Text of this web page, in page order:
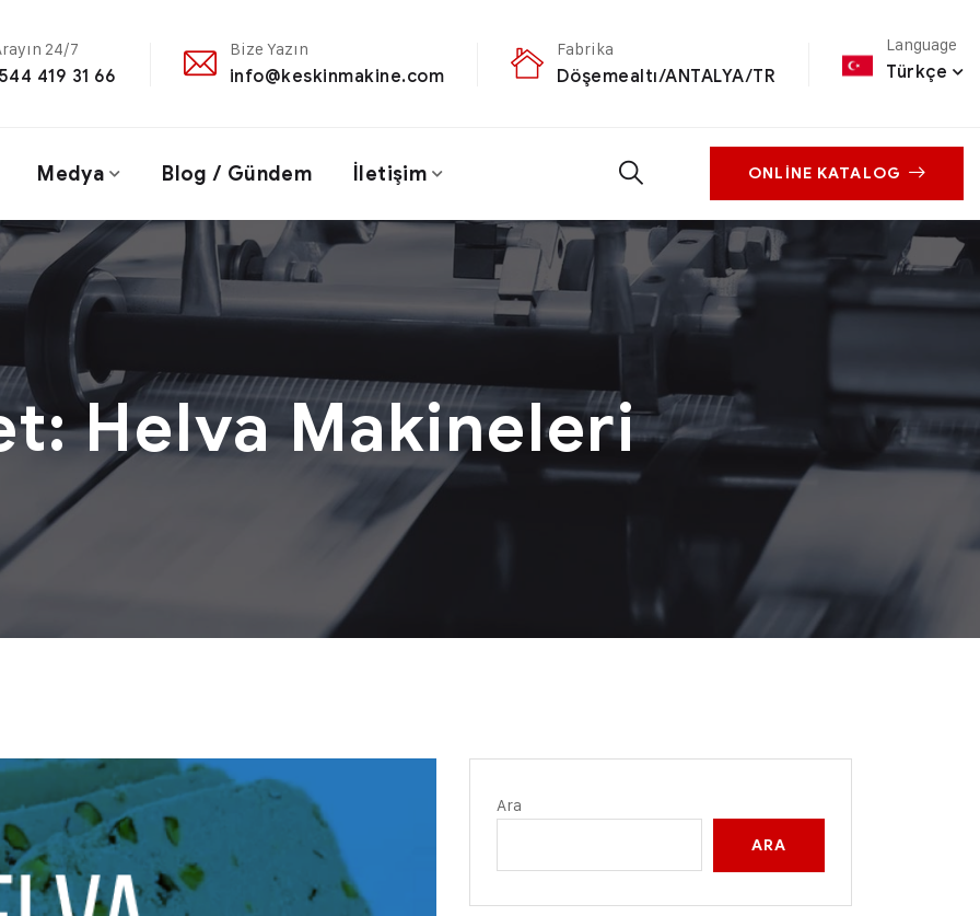
24/7
419 31 66
Bize Yazın
info@keskinmakine.com
Fabrika
Döşemealtı/ANTALYA/TR
Language
Türkçe
Medya Blog / Gündem İletişim ONLINE KATALOG
Helva Makineleri
Ara
ARA